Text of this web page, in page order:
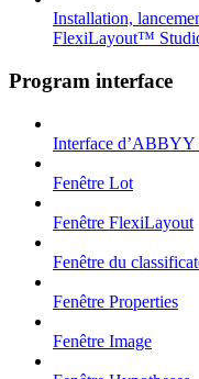
Installation,
FlexiLayout™
Program interface
Interface
Fenêtre Lot
Fenêtre FlexiLayout
Fenêtre du
Fenêtre Properties
Fenêtre Image